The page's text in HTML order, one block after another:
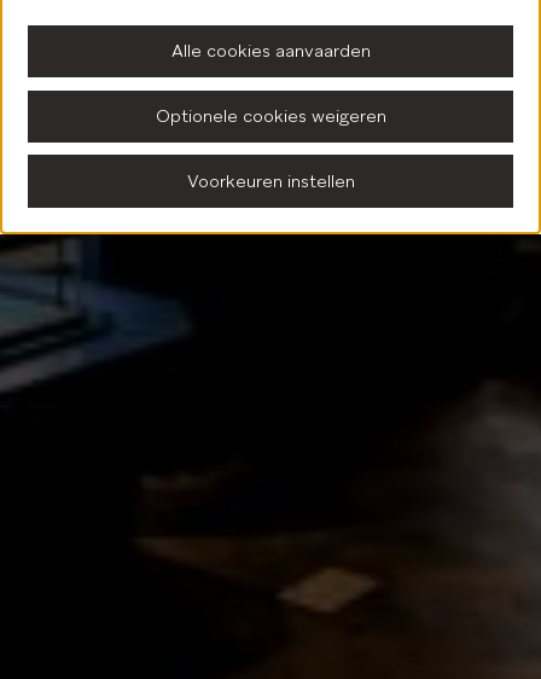
Alle cookies aanvaarden
Optionele cookies weigeren
Voorkeuren instellen